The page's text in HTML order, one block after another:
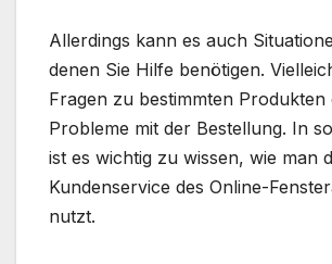
Allerdings kann es auch
denen Sie Hilfe benötigen.
Fragen zu bestimmten Produkten
Probleme mit der Bestellung. In
ist es wichtig zu wissen, wie man
Kundenservice des Online-
nutzt.